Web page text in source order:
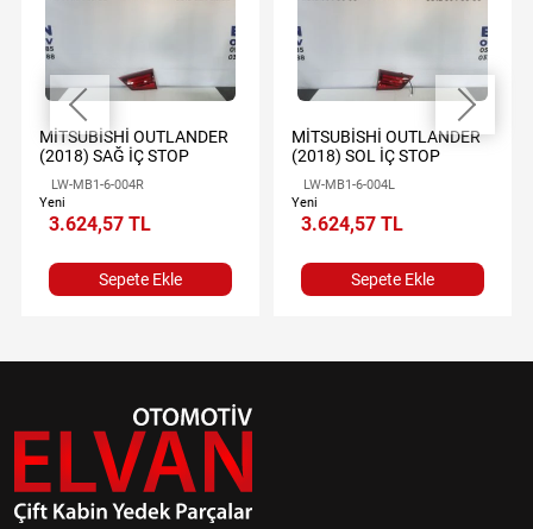
MİTSUBİSHİ OUTLANDER
(2018) SAĞ İÇ STOP
LW-MB1-6-004R
Yeni
3.624,57 TL
Sepete Ekle
MİTSUBİSHİ OUTLANDER
(2018) SOL İÇ STOP
LW-MB1-6-004L
Yeni
3.624,57 TL
Sepete Ekle